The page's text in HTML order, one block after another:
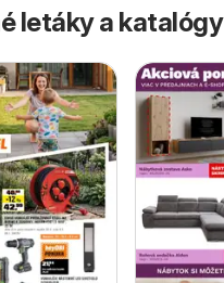
letáky a katalógy